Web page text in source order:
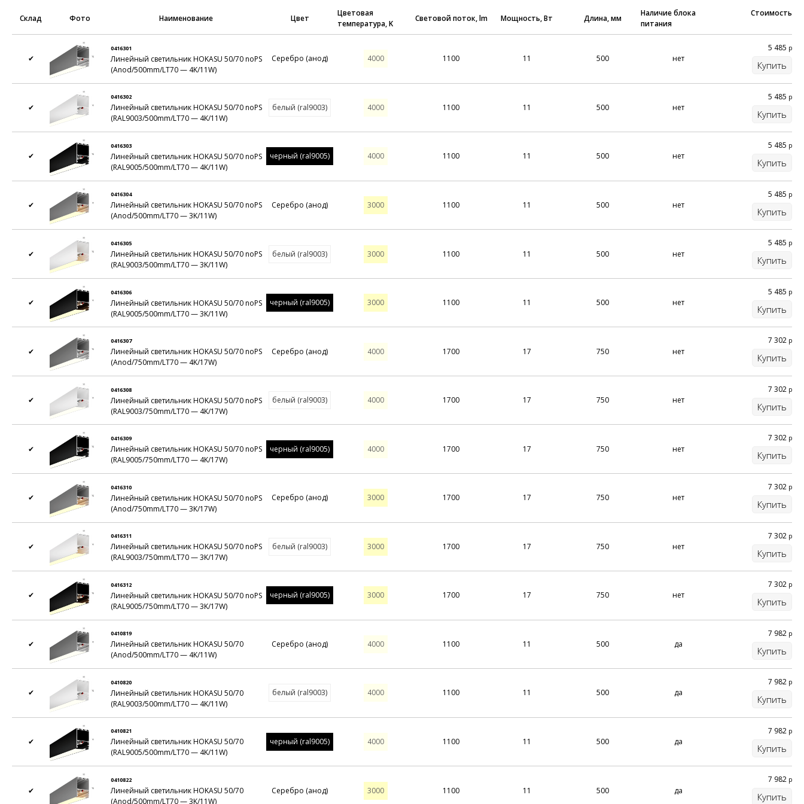
КАСТОМИЗАЦИЯ – ШИРОКИЕ ВОЗМОЖНОСТИ
Благодаря продуманному дизайну светильников HOKASU, мы можем предложить вам индивидуальное
увеличение длины подвеса и кабеля подключения;
оснащение светильников всеми видами систем управления (цифровое/аналоговое/DALI/DMX/1-
10V);
комплектация блоком аварийного освещения на 1 и 3 часа;
Склад Фото Наименование Цвет
Цветовая
температура, K
Световой поток, lm Мощность, Вт Длина, мм
Наличие блока
питания
Стоимость
✔
0416301
Линейный светильник HOKASU 50/70 noPS
(Anod/500mm/LT70 — 4K/11W)
Серебро (анод) 4000 1100 11 500 нет
5 485 р
Купить
✔
0416302
Линейный светильник HOKASU 50/70 noPS
(RAL9003/500mm/LT70 — 4K/11W)
белый (ral9003) 4000 1100 11 500 нет
5 485 р
Купить
✔
0416303
Линейный светильник HOKASU 50/70 noPS
(RAL9005/500mm/LT70 — 4K/11W)
черный (ral9005) 4000 1100 11 500 нет
5 485 р
Купить
✔
0416304
Линейный светильник HOKASU 50/70 noPS
(Anod/500mm/LT70 — 3K/11W)
Серебро (анод) 3000 1100 11 500 нет
5 485 р
Купить
✔
0416305
Линейный светильник HOKASU 50/70 noPS
(RAL9003/500mm/LT70 — 3K/11W)
белый (ral9003) 3000 1100 11 500 нет
5 485 р
Купить
✔
0416306
Линейный светильник HOKASU 50/70 noPS
(RAL9005/500mm/LT70 — 3K/11W)
черный (ral9005) 3000 1100 11 500 нет
5 485 р
Купить
✔
0416307
Линейный светильник HOKASU 50/70 noPS
(Anod/750mm/LT70 — 4K/17W)
Серебро (анод) 4000 1700 17 750 нет
7 302 р
Купить
✔
0416308
Линейный светильник HOKASU 50/70 noPS
(RAL9003/750mm/LT70 — 4K/17W)
белый (ral9003) 4000 1700 17 750 нет
7 302 р
Купить
✔
0416309
Линейный светильник HOKASU 50/70 noPS
(RAL9005/750mm/LT70 — 4K/17W)
черный (ral9005) 4000 1700 17 750 нет
7 302 р
Купить
✔
0416310
Линейный светильник HOKASU 50/70 noPS
(Anod/750mm/LT70 — 3K/17W)
Серебро (анод) 3000 1700 17 750 нет
7 302 р
Купить
✔
0416311
Линейный светильник HOKASU 50/70 noPS
(RAL9003/750mm/LT70 — 3K/17W)
белый (ral9003) 3000 1700 17 750 нет
7 302 р
Купить
✔
0416312
Линейный светильник HOKASU 50/70 noPS
(RAL9005/750mm/LT70 — 3K/17W)
черный (ral9005) 3000 1700 17 750 нет
7 302 р
Купить
✔
0410819
Линейный светильник HOKASU 50/70
(Anod/500mm/LT70 — 4K/11W)
Серебро (анод) 4000 1100 11 500 да
7 982 р
Купить
✔
0410820
Линейный светильник HOKASU 50/70
(RAL9003/500mm/LT70 — 4K/11W)
белый (ral9003) 4000 1100 11 500 да
7 982 р
Купить
✔
0410821
Линейный светильник HOKASU 50/70
(RAL9005/500mm/LT70 — 4K/11W)
черный (ral9005) 4000 1100 11 500 да
7 982 р
Купить
✔
0410822
Линейный светильник HOKASU 50/70
(Anod/500mm/LT70 — 3K/11W)
Серебро (анод) 3000 1100 11 500 да
7 982 р
Купить